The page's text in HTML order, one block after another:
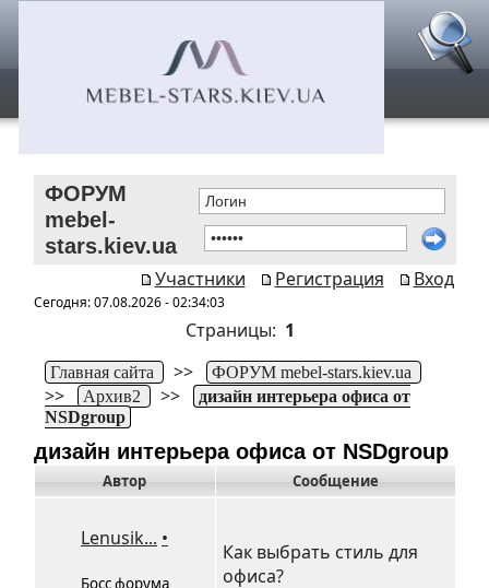
ФОРУМ
mebel-
stars.kiev.ua
Участники
Регистрация Вход
Сегодня: 07.08.2026 - 02:34:03
Страницы: 1
Главная сайта >> ФОРУМ mebel-stars.kiev.ua
>> Архив2 >>
дизайн интерьера офиса от
NSDgroup
дизайн интерьера офиса от NSDgroup
Автор Сообщение
Lenusik... •
Босс форума
Как выбрать стиль для
офиса?